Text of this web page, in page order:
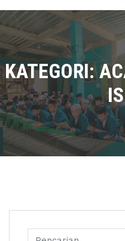
KATEGORI: